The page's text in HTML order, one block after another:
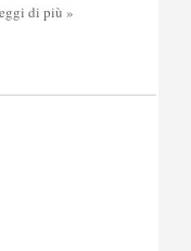
di più »